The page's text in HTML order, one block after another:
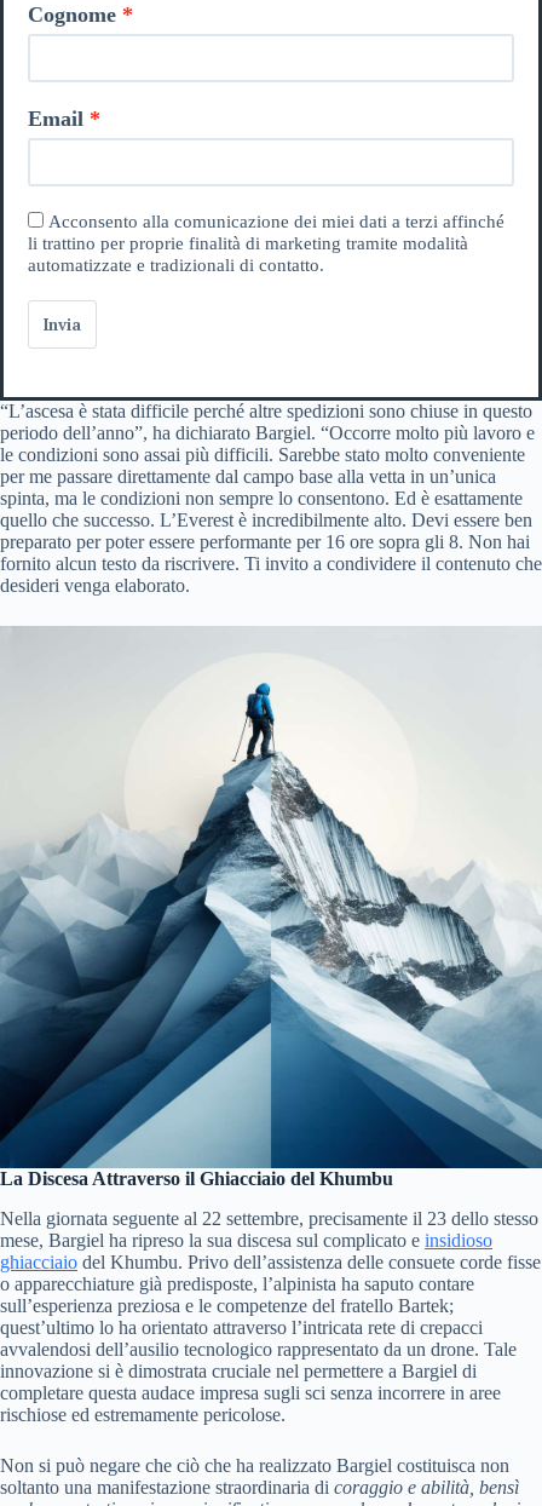
Cognome
Email
Acconsento alla comunicazione dei miei dati a terzi affinché
li trattino per proprie finalità di marketing tramite modalità
automatizzate e tradizionali di contatto.
Invia
“L’ascesa è stata difficile perché altre spedizioni sono chiuse in questo
periodo dell’anno”, ha dichiarato Bargiel. “Occorre molto più lavoro e
le condizioni sono assai più difficili. Sarebbe stato molto conveniente
per me passare direttamente dal campo base alla vetta in un’unica
spinta, ma le condizioni non sempre lo consentono. Ed è esattamente
quello che successo. L’Everest è incredibilmente alto. Devi essere ben
preparato per poter essere performante per 16 ore sopra gli 8. Non hai
fornito alcun testo da riscrivere. Ti invito a condividere il contenuto che
desideri venga elaborato.
La Discesa Attraverso il Ghiacciaio del Khumbu
Nella giornata seguente al 22 settembre, precisamente il 23 dello stesso
mese, Bargiel ha ripreso la sua discesa sul complicato e insidioso
ghiacciaio del Khumbu. Privo dell’assistenza delle consuete corde fisse
o apparecchiature già predisposte, l’alpinista ha saputo contare
sull’esperienza preziosa e le competenze del fratello Bartek;
quest’ultimo lo ha orientato attraverso l’intricata rete di crepacci
avvalendosi dell’ausilio tecnologico rappresentato da un drone. Tale
innovazione si è dimostrata cruciale nel permettere a Bargiel di
completare questa audace impresa sugli sci senza incorrere in aree
rischiose ed estremamente pericolose.
Non si può negare che ciò che ha realizzato Bargiel costituisca non
soltanto una manifestazione straordinaria di coraggio e abilità , bensì